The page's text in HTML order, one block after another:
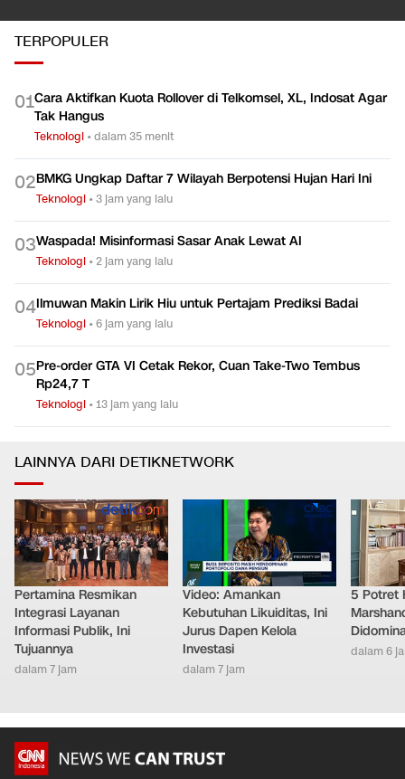
TERPOPULER
01Cara Aktifkan Kuota Rollover di Telkomsel, XL, Indosat Agar
Tak Hangus
Teknologi •dalam 35 menit
02BMKG Ungkap Daftar 7 Wilayah Berpotensi Hujan Hari Ini
Teknologi •3 jam yang lalu
03Waspada! Misinformasi Sasar Anak Lewat AI
Teknologi •2 jam yang lalu
04Ilmuwan Makin Lirik Hiu untuk Pertajam Prediksi Badai
Teknologi •6 jam yang lalu
05Pre-order GTA VI Cetak Rekor, Cuan Take-Two Tembus
Rp24,7 T
Teknologi •13 jam yang lalu
LAINNYA DARI DETIKNETWORK
Pertamina Resmikan
Integrasi Layanan
Informasi Publik, Ini
Tujuannya
dalam 7 jam
Video: Amankan
Kebutuhan Likuiditas, Ini
Jurus Dapen Kelola
Investasi
dalam 7 jam
5 Potret
dalam 6